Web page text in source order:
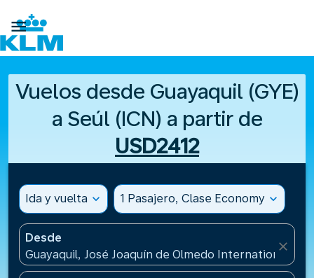

Vuelos desde Guayaquil (GYE)
a Seúl (ICN) a partir de
USD2412
Ida y vuelta expand_more 1 Pasajero, Clase Economy expand_more
Desde
Guayaquil, José Joaquín de Olmedo International
close